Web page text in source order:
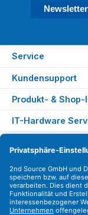
Service
Kundensupport
Produkt- &
IT-Hardware
Versandarten
Zahlungsarten
Sicher Einkaufen